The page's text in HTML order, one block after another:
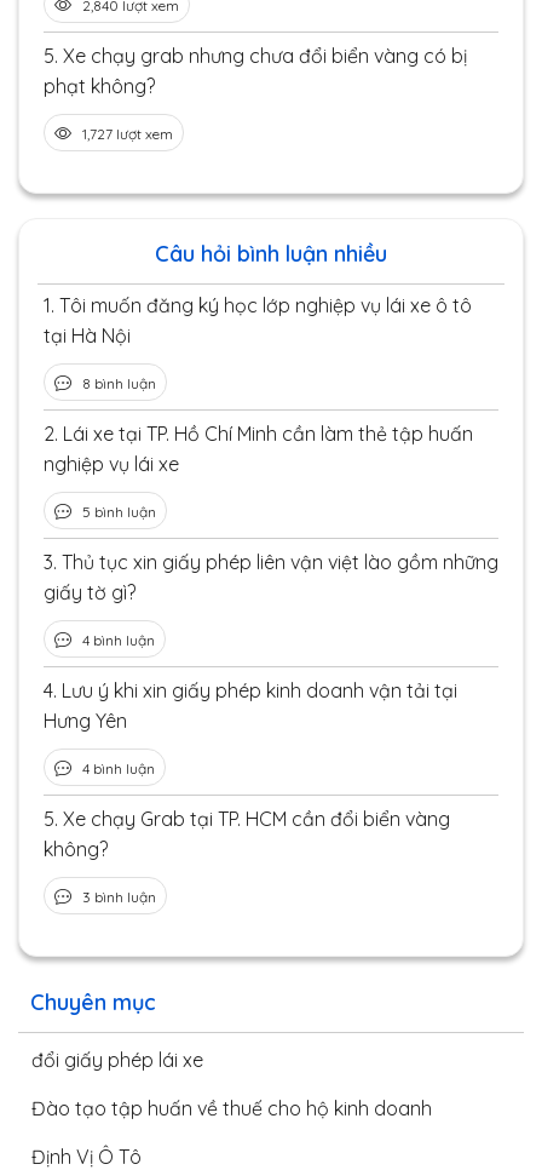
Chuyên mục
đổi giấy phép lái xe
Đào tạo tập huấn về thuế cho hộ kinh doanh
Định Vị Ô Tô
2,840 lượt xem
5. Xe chạy grab nhưng chưa đổi biển vàng có bị
phạt không?
1,727 lượt xem
Câu hỏi bình luận nhiều
1. Tôi muốn đăng ký học lớp nghiệp vụ lái xe ô tô
tại Hà Nội
8 bình luận
2. Lái xe tại TP. Hồ Chí Minh cần làm thẻ tập huấn
nghiệp vụ lái xe
5 bình luận
3. Thủ tục xin giấy phép liên vận việt lào gồm những
giấy tờ gì?
4 bình luận
4. Lưu ý khi xin giấy phép kinh doanh vận tải tại
Hưng Yên
4 bình luận
5. Xe chạy Grab tại TP. HCM cần đổi biển vàng
không?
3 bình luận